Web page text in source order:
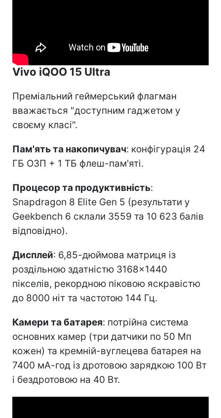
Vivo iQOO 15 Ultra
Преміальний геймерський флагман
вважається "доступним гаджетом у
своєму класі".
Пам'ять та накопичувач: конфігурація 24
ГБ ОЗП + 1 ТБ флеш-пам'яті.
Процесор та продуктивність:
Snapdragon 8 Elite Gen 5 (результати у
Geekbench 6 склали 3559 та 10 623 балів
відповідно).
Дисплей: 6,85-дюймова матриця із
роздільною здатністю 3168×1440
пікселів, рекордною піковою яскравістю
до 8000 ніт та частотою 144 Гц.
Камери та батарея: потрійна система
основних камер (три датчики по 50 Мп
кожен) та кремній-вуглецева батарея на
7400 мА-год із дротовою зарядкою 100 Вт
і бездротовою на 40 Вт.